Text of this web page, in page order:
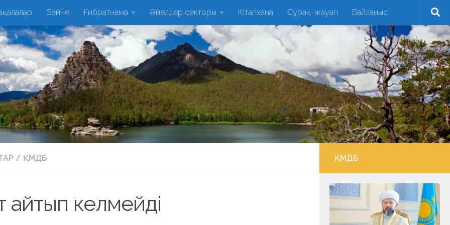
Бейне Ғибратнама Әйелдер секторы Кітапхана Сұрақ-жауап Байланыс
/ ҚМДБ
айтып келмейді
ҚМДБ